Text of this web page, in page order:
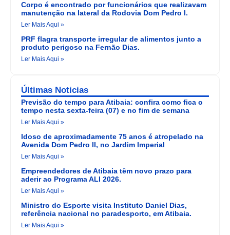
Corpo é encontrado por funcionários que realizavam
manutenção na lateral da Rodovia Dom Pedro I.
Ler Mais Aqui »
PRF flagra transporte irregular de alimentos junto a
produto perigoso na Fernão Dias.
Ler Mais Aqui »
Últimas Noticias
Previsão do tempo para Atibaia: confira como fica o
tempo nesta sexta-feira (07) e no fim de semana
Ler Mais Aqui »
Idoso de aproximadamente 75 anos é atropelado na
Avenida Dom Pedro II, no Jardim Imperial
Ler Mais Aqui »
Empreendedores de Atibaia têm novo prazo para
aderir ao Programa ALI 2026.
Ler Mais Aqui »
Ministro do Esporte visita Instituto Daniel Dias,
referência nacional no paradesporto, em Atibaia.
Ler Mais Aqui »